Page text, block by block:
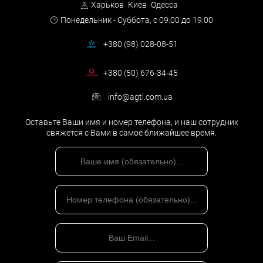
постановка бухучета на
предприятии?
Постановка бухгалтерского учета» может быть
актуальна не только для вновь созданных компаний, но и для
тех, кто давно работает, но желает решить проблемы,
связанные с бухгалтерским учетом, либо планирует заняться
новыми видами деятельности, или просто хочет
заняться восстановлением бухгалтерского учета.
Наша компания также оказывает бухгалтерские услуги для
частных предпринимателей.
Постановка бухгалтерского учета необходима:
1. При создании организации.
Харьков Киев Одесса
Понедельник - Суббота, с 09:00 до 19:00
+380 (98) 028-08-51
+380 (50) 676-34-45
info@agtl.com.ua
Оставьте Ваши имя и номер телефона, и наш сотрудник
свяжется с Вами в самое ближайшее время.